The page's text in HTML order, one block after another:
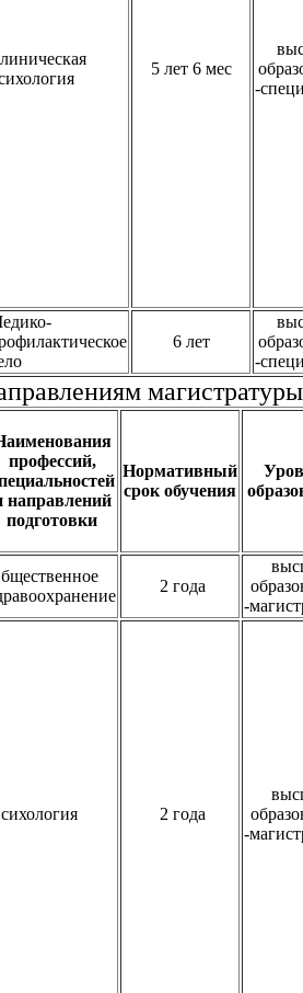
5 лет 6 мес
-
6 лет
-
магистратуры
профессий,
направлений
подготовки
Нормативный
срок обучения
2 года
-
2 года
-